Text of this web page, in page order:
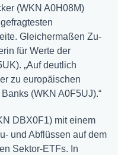
(WKN A0H08M)
Gleichermaßen Zu-
für Werte der
„Auf deutlich
zu europäischen
(WKN A0F5UJ).“
DBX0F1) mit einem
und Abflüssen auf dem
Sektor-ETFs. In